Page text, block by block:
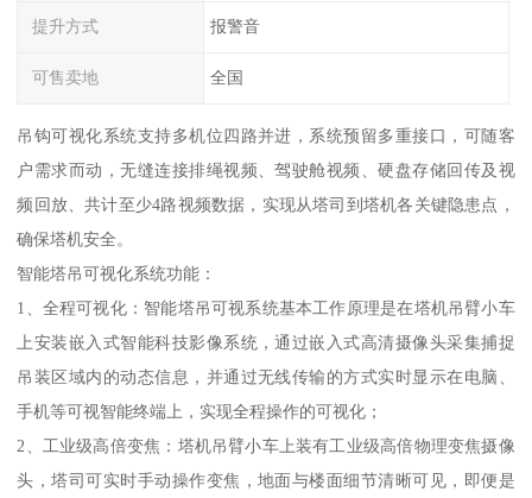
提升方式 报警音
可售卖地 全国
吊钩可视化系统支持多机位四路并进，系统预留多重接口，可随客
户需求而动，无缝连接排绳视频、驾驶舱视频、硬盘存储回传及视
频回放、共计至少4路视频数据，实现从塔司到塔机各关键隐患点，
确保塔机安全。
智能塔吊可视化系统功能：
1、全程可视化：智能塔吊可视系统基本工作原理是在塔机吊臂小车
上安装嵌入式智能科技影像系统，通过嵌入式高清摄像头采集捕捉
吊装区域内的动态信息，并通过无线传输的方式实时显示在电脑、
手机等可视智能终端上，实现全程操作的可视化；
2、工业级高倍变焦：塔机吊臂小车上装有工业级高倍物理变焦摄像
头，塔司可实时手动操作变焦，地面与楼面细节清晰可见，即便是